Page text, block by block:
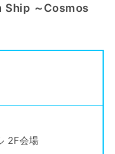
Ship ～Cosmos
2F会場